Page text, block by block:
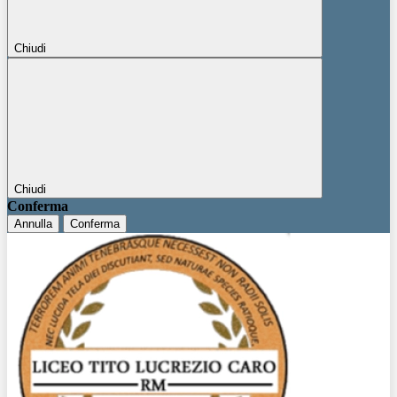
Chiudi
Chiudi
Conferma
Annulla Conferma